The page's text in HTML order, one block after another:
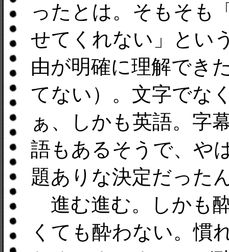
ったとは。そもそも
せてくれない」とい
由が明確に理解でき
てない）。文字でな
ぁ、しかも英語。字
語もあるそうで、や
題ありな決定だった
進む進む。しかも
くても酔わない。慣